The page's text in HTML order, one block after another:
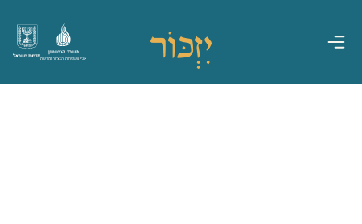
מדינת ישראל
משרד הביטחון
אגף משפחות, הנצחה ומורשת